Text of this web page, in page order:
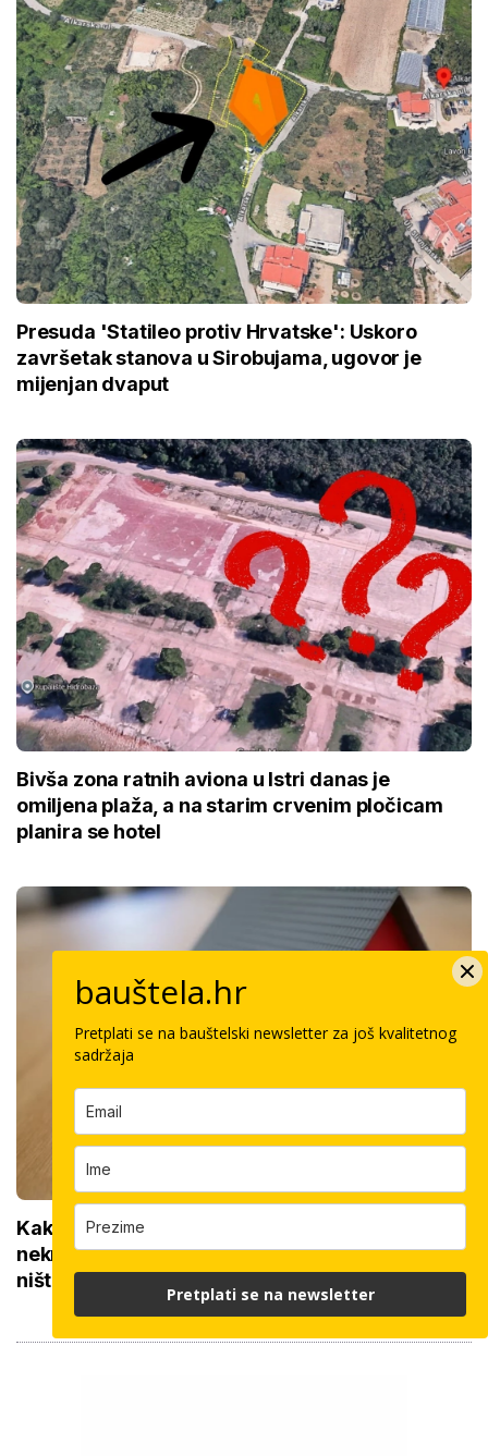
Presuda 'Statileo protiv Hrvatske': Uskoro
završetak stanova u Sirobujama, ugovor je
mijenjan dvaput
Bivša zona ratnih aviona u Istri danas je
omiljena plaža, a na starim crvenim pločicam
planira se hotel
Kako do povrata poreza za kupnju prve
nekretnine: Morate znati ovih 5 stvari, bez njih
ništa
bauštela.hr
Pretplati se na bauštelski newsletter za još kvalitetnog
sadržaja
Pretplati se na newsletter